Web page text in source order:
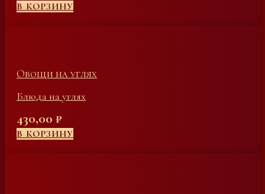
В КОРЗИНУ
Овощи на углях
Блюда на углях
430,00 ₽
В КОРЗИНУ